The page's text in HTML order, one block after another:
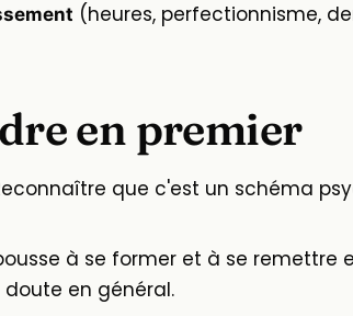
(heures, perfectionnisme,
en premier
que c'est un schéma
à se former et à se remettre
en général.